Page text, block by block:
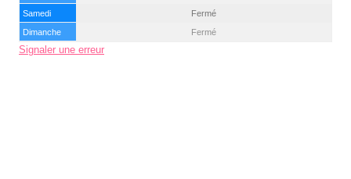
Samedi
Fermé
Dimanche
Fermé
Signaler une erreur